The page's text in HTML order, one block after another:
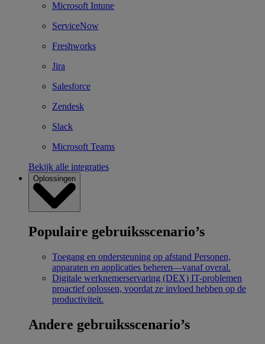
Microsoft Intune
ServiceNow
Freshworks
Jira
Salesforce
Zendesk
Slack
Microsoft Teams
Bekijk alle integraties
Oplossingen
Populaire gebruiksscenario’s
Toegang en ondersteuning op afstand Personen,
apparaten en applicaties beheren—vanaf overal.
Digitale werknemerservaring (DEX) IT-problemen
proactief oplossen, voordat ze invloed hebben op de
productiviteit.
Andere gebruiksscenario’s